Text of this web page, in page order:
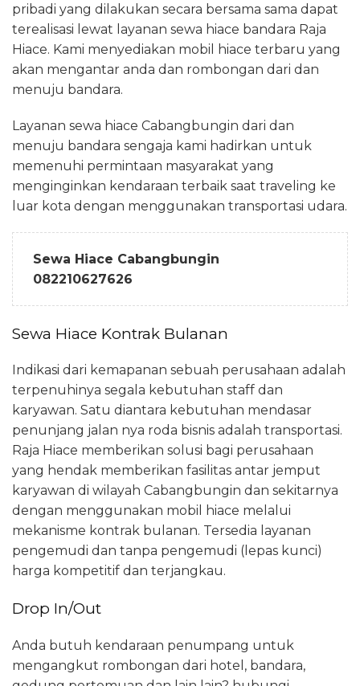
pribadi yang dilakukan secara bersama sama dapat
terealisasi lewat layanan sewa hiace bandara Raja
Hiace. Kami menyediakan mobil hiace terbaru yang
akan mengantar anda dan rombongan dari dan
menuju bandara.
Layanan sewa hiace Cabangbungin dari dan
menuju bandara sengaja kami hadirkan untuk
memenuhi permintaan masyarakat yang
menginginkan kendaraan terbaik saat traveling ke
luar kota dengan menggunakan transportasi udara.
Sewa Hiace Cabangbungin
082210627626
Sewa Hiace Kontrak Bulanan
Indikasi dari kemapanan sebuah perusahaan adalah
terpenuhinya segala kebutuhan staff dan
karyawan. Satu diantara kebutuhan mendasar
penunjang jalan nya roda bisnis adalah transportasi.
Raja Hiace memberikan solusi bagi perusahaan
yang hendak memberikan fasilitas antar jemput
karyawan di wilayah Cabangbungin dan sekitarnya
dengan menggunakan mobil hiace melalui
mekanisme kontrak bulanan. Tersedia layanan
pengemudi dan tanpa pengemudi (lepas kunci)
harga kompetitif dan terjangkau.
Drop In/Out
Anda butuh kendaraan penumpang untuk
mengangkut rombongan dari hotel, bandara,